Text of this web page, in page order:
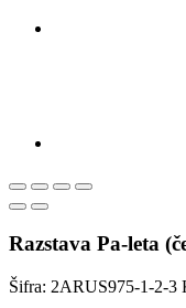
Razstava Pa-leta
Šifra: 2ARUS975-1-2-3